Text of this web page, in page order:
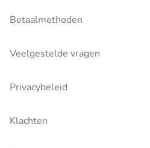
Betaalmethoden
Veelgestelde vragen
Privacybeleid
Klachten